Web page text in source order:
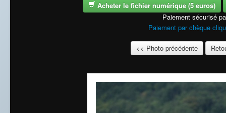
Acheter le fichier numérique (5 euros)
Paiement sécurisé
Paiement par chèque
<< Photo précédente